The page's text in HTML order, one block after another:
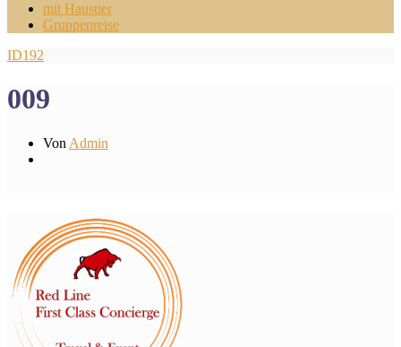
mit Haustier
Gruppenreise
ID192
009
Von Admin